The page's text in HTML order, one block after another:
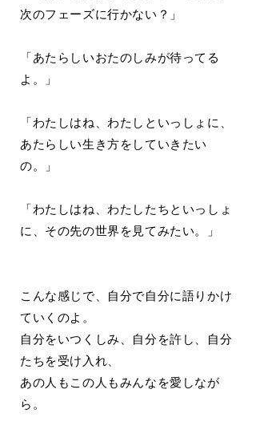
次のフェーズに行かない？」
「あたらしいおたのしみが待ってる
よ。」
「わたしはね、わたしといっしょに、
あたらしい生き方をしていきたい
の。」
「わたしはね、わたしたちといっしょ
に、その先の世界を見てみたい。」
こんな感じで、自分で自分に語りかけ
ていくのよ。
自分をいつくしみ、自分を許し、自分
たちを受け入れ、
あの人もこの人もみんなを愛しなが
ら。